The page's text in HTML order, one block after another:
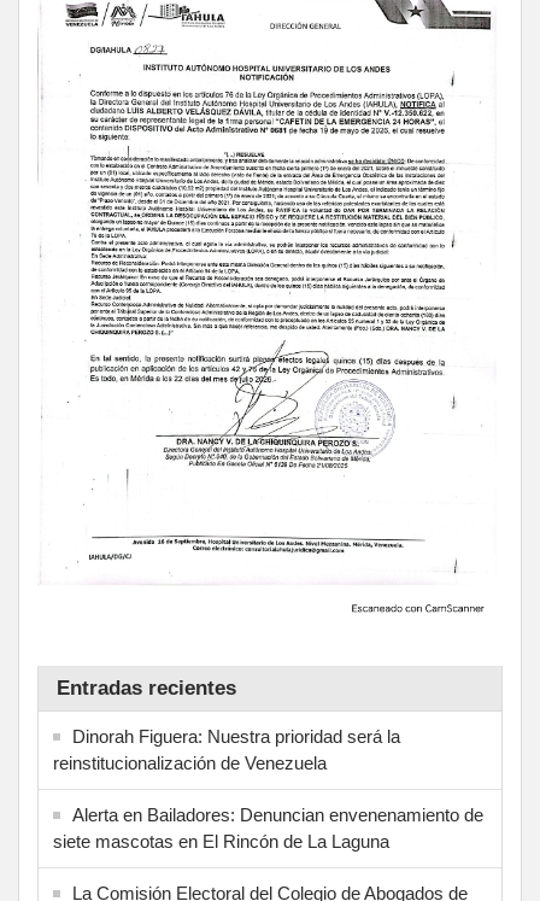
Entradas recientes
Dinorah Figuera: Nuestra prioridad será la
reinstitucionalización de Venezuela
Alerta en Bailadores: Denuncian envenenamiento de
siete mascotas en El Rincón de La Laguna
La Comisión Electoral del Colegio de Abogados de